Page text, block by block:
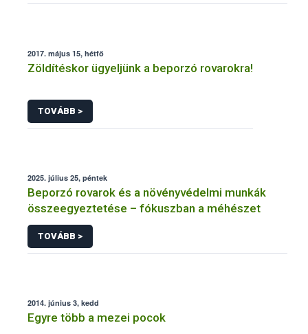
2017. május 15, hétfő
Zöldítéskor ügyeljünk a beporzó rovarokra!
TOVÁBB >
2025. július 25, péntek
Beporzó rovarok és a növényvédelmi munkák
összeegyeztetése – fókuszban a méhészet
TOVÁBB >
2014. június 3, kedd
Egyre több a mezei pocok